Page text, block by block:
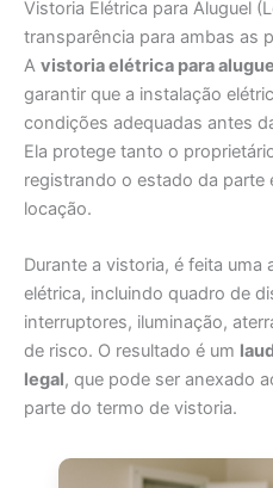
Vistoria Elétrica para Aluguel
transparência para ambas as
A vistoria elétrica para
garantir que a instalação
condições adequadas antes
Ela protege tanto o
registrando o estado da parte
locação.
Durante a vistoria, é feita uma
elétrica, incluindo quadro de
interruptores, iluminação,
de risco. O resultado é um
legal, que pode ser anexado
parte do termo de vistoria.